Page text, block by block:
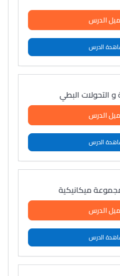
الدرس
الدرس
و التحولات البطي
الدرس
الدرس
ميكانيكية
الدرس
الدرس